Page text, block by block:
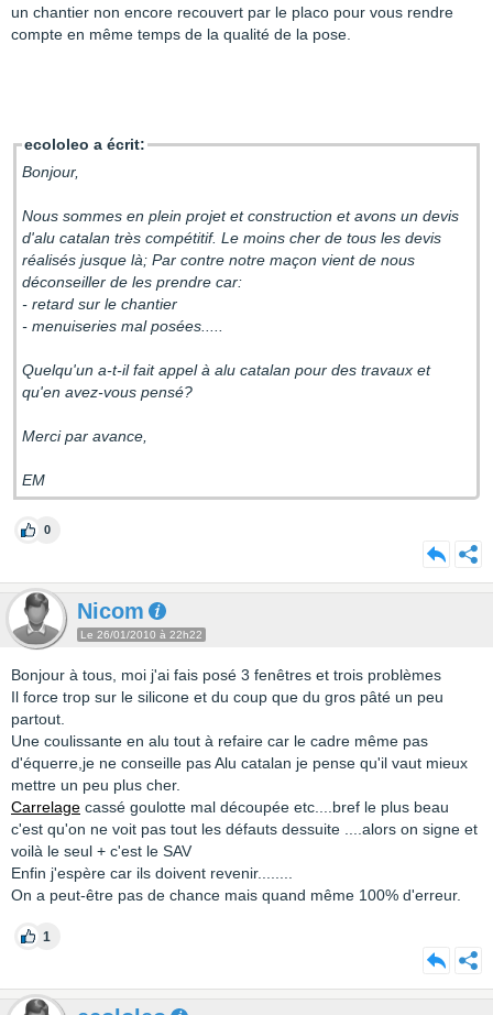
un chantier non encore recouvert par le placo pour vous rendre
compte en même temps de la qualité de la pose.
ecololeo a écrit:
Bonjour,
Nous sommes en plein projet et construction et avons un devis
d'alu catalan très compétitif. Le moins cher de tous les devis
réalisés jusque là; Par contre notre maçon vient de nous
déconseiller de les prendre car:
- retard sur le chantier
- menuiseries mal posées.....
Quelqu'un a-t-il fait appel à alu catalan pour des travaux et
qu'en avez-vous pensé?
Merci par avance,
EM
0
Nicom
Le 26/01/2010 à 22h22
Bonjour à tous, moi j'ai fais posé 3 fenêtres et trois problèmes
Il force trop sur le silicone et du coup que du gros pâté un peu
partout.
Une coulissante en alu tout à refaire car le cadre même pas
d'équerre,je ne conseille pas Alu catalan je pense qu'il vaut mieux
mettre un peu plus cher.
Carrelage cassé goulotte mal découpée etc....bref le plus beau
c'est qu'on ne voit pas tout les défauts dessuite ....alors on signe et
voilà le seul + c'est le SAV
Enfin j'espère car ils doivent revenir........
On a peut-être pas de chance mais quand même 100% d'erreur.
1